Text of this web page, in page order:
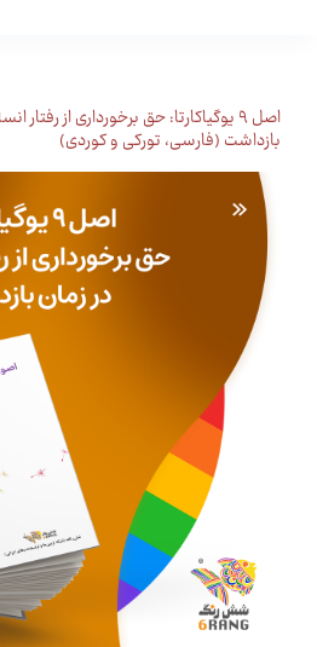
اصل ۹ یوگیاکارتا: حق برخورداری از رفتار
بازداشت (فارسی، تورکی و کوردی)